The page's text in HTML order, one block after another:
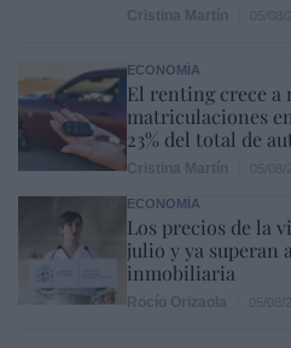
ECONOMÍA
El renting crece a
matriculaciones
23% del total de
ECONOMÍA
Los precios de la
julio y ya superan
inmobiliaria